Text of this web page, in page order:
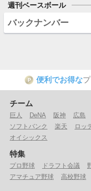
週刊ベースボール
バックナンバー
P 便利でお得な
チーム
巨人 DeNA 阪神 広島
ソフトバンク
楽天 ロッ
オイシックス
特集
プロ野球 ドラフト会議
アマチュア野球
高校野球